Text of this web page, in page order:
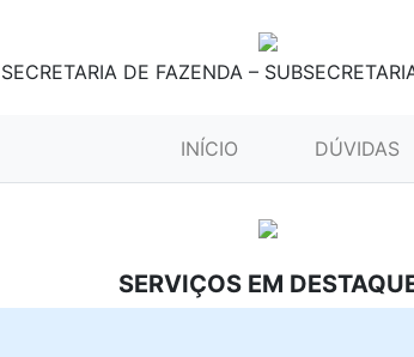
SECRETARIA DE FAZENDA –
INÍCIO (CURRENT)DÚVIDAS
SERVIÇOS EM